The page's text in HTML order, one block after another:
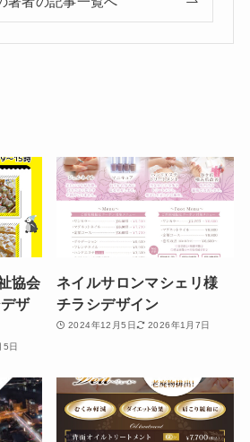
協会
ザ
日
ネイルサロンマシェリ様
チラシデザイン
2024年12月5日 2026年1月7日